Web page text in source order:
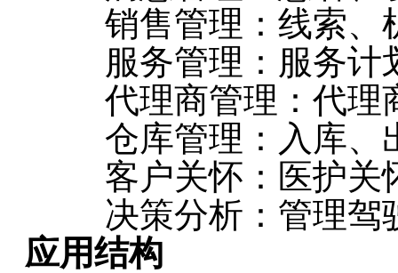
销售管理：线索、机
服务管理：服务计划
代理商管理：代理商
仓库管理：入库、
客户关怀：医护关
决策分析：管理驾驶
应用结构